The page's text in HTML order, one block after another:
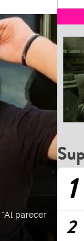
"Al parecer
1
2